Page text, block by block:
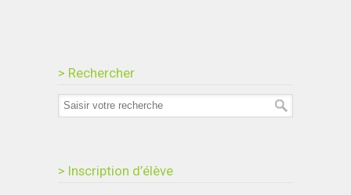
> Rechercher
> Inscription d’élève